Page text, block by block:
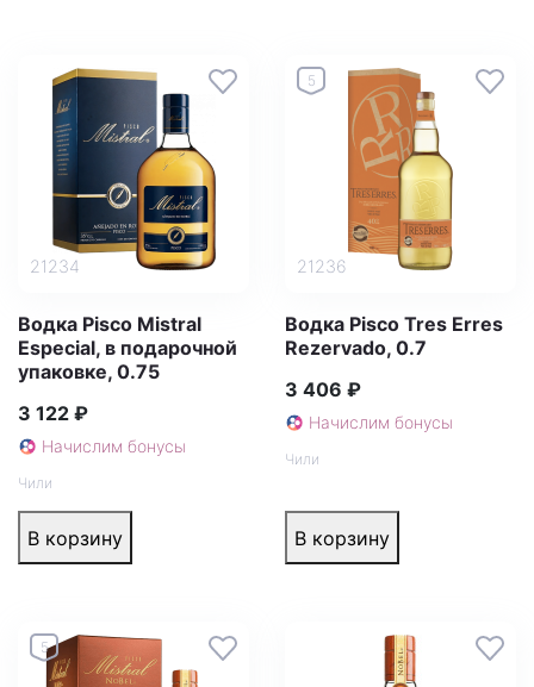
21234
Водка Pisco Mistral
Especial, в подарочной
упаковке, 0.75
3 122 ₽
Начислим бонусы
Чили
В корзину
5
21236
Водка Pisco Tres Erres
Rezervado, 0.7
3 406 ₽
Начислим бонусы
Чили
В корзину
5